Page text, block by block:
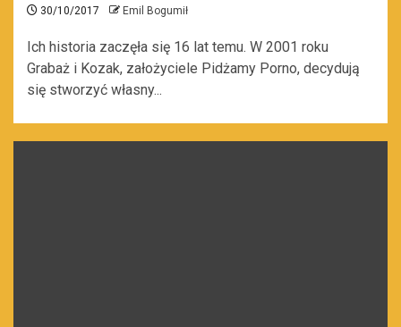
30/10/2017 Emil Bogumił
Ich historia zaczęła się 16 lat temu. W 2001 roku
Grabaż i Kozak, założyciele Pidżamy Porno, decydują
się stworzyć własny...